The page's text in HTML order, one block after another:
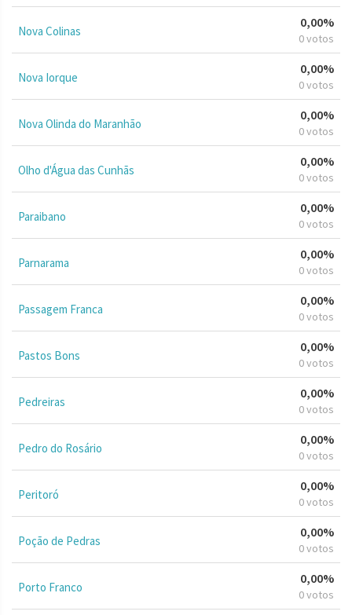
Nova Colinas
0,00%
0 votos
Nova Iorque
0,00%
0 votos
Nova Olinda do Maranhão
0,00%
0 votos
Olho d'Água das Cunhãs
0,00%
0 votos
Paraibano
0,00%
0 votos
Parnarama
0,00%
0 votos
Passagem Franca
0,00%
0 votos
Pastos Bons
0,00%
0 votos
Pedreiras
0,00%
0 votos
Pedro do Rosário
0,00%
0 votos
Peritoró
0,00%
0 votos
Poção de Pedras
0,00%
0 votos
Porto Franco
0,00%
0 votos